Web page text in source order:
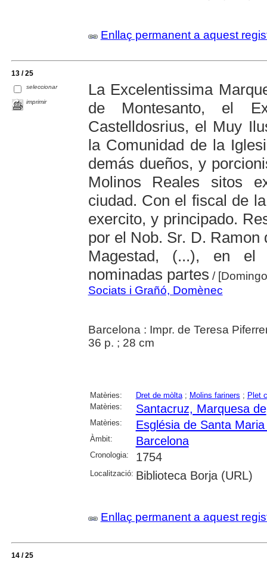
Enllaç permanent a aquest
13 / 25
seleccionar
imprimir
La Excelentissima
de Montesanto, el
Castelldosrius, el Muy
la Comunidad de la
demás dueños, y
Molinos Reales sitos
ciudad. Con el fiscal de
exercito, y principado.
por el Nob. Sr. D.
Magestad, (...), en el
nominadas partes /
Sociats i Grañó, Domènec
Barcelona : Impr. de Teresa
36 p. ; 28 cm
Matèries: Dret de mòlta; Molins fariners ; Plet
Matèries:
Santacruz, Marquesa de
Matèries: Església de Santa
Àmbit: Barcelona
Cronologia: 1754
Localització: Biblioteca Borja (URL)
Enllaç permanent a aquest
14 / 25